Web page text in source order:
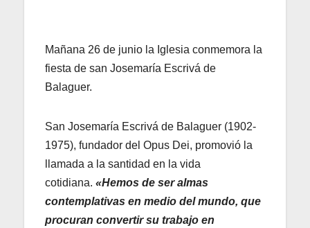
Mañana 26 de junio la Iglesia conmemora la
fiesta de san Josemaría Escrivá de
Balaguer.
San Josemaría Escrivá de Balaguer (1902-
1975), fundador del Opus Dei, promovió la
llamada a la santidad en la vida
cotidiana. «Hemos de ser almas
contemplativas en medio del mundo, que
procuran convertir su trabajo en